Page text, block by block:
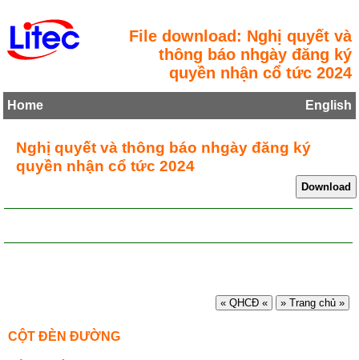
File download: Nghị quyết và
thông báo nhgày đăng ký
quyền nhận cổ tức 2024
Home English
Nghị quyết và thông báo nhgày đăng ký
quyền nhận cổ tức 2024
« QHCĐ « » Trang chủ »
CỘT ĐÈN ĐƯỜNG